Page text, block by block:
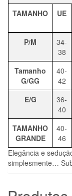
TAMANHO
UE
P/M
34-
38
Tamanho
G/GG
40-
42
E/G
36-
40
TAMANHO
GRANDE
40-
46
Elegância e
simplesmente…